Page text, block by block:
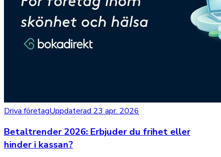
Driva företagUppdaterad 23 apr. 2026
Betaltrender 2026: Erbjuder du frihet eller
hinder i kassan?